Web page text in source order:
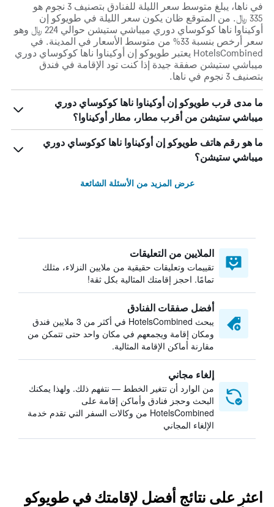
في ناها، يبلغ متوسط ​​سعر الليلة للفنادق بتصنيف 3 نجوم هو
335 ﷼. من المتوقع ظان يكون سعر الليلة في طويوكو إن
أوكيناوا ناها كوكوساي دوري ميباشي ستيشن حوالي 224 ﷼ وهو
سعر أرخص بنسبة 33% من متوسط الأسعار في المدينة. في
HotelsCombined يعتبر طويوكو إن أوكيناوا ناها كوكوساي دوري
ميباشي ستيشن صفقة جيدة إذا كنت تود الإقامة في فندق
بتصنيف 3 نجوم في ناها.
ما مدى قرب طويوكو إن أوكيناوا ناها كوكوساي دوري
ميباشي ستيشن من أقرب مطار، مطار أوكيناوا؟
ما هو رقم هاتف طويوكو إن أوكيناوا ناها كوكوساي دوري
ميباشي ستيشن؟
عرض المزيد من الأسئلة الشائعة
الملايين من التعليقات
تقييمات وتعليقات حقيقية من ملايين النزلاء، مثلك
تمامًا. احجز إقامتك المثالية بكل ثقة!
أفضل صفقات الفنادق
يبحث HotelsCombined في أكثر من 3 ملايين فندق
ومكان إقامة ويجمعهم في مكان واحد حتى تتمكن من
مقارنة أماكن الإقامة المثالية.
إلغاء مجاني
من الوارد أن تتغير الخطط — نتفهم ذلك. ولهذا يمكنك
البحث وحجز فنادق وأماكن إقامة على
HotelsCombined من وكالات السفر التي تقدم خدمة
الإلغاء المجاني
اعثر على نتائج أفضل لإقامتك في طويوكو